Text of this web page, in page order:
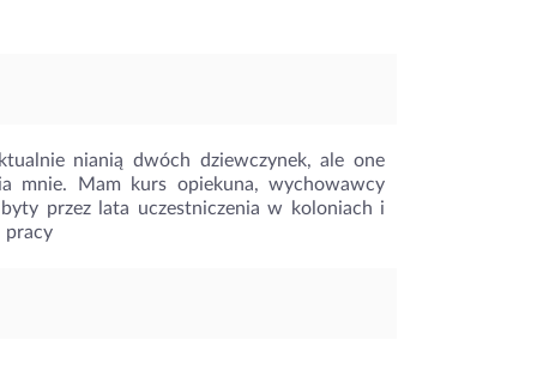
nianią dwóch dziewczynek, ale one
mnie. Mam kurs opiekuna, wychowawcy
przez lata uczestniczenia w koloniach i
pracy